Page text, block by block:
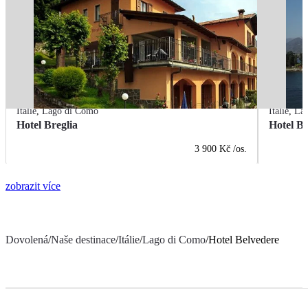
Itálie,Lago di Como
Hotel Breglia
3 900 Kč /os.
Itálie,
Hotel
zobrazit více
Dovolená/Naše destinace/Itálie/Lago di Como/Hotel Belvedere